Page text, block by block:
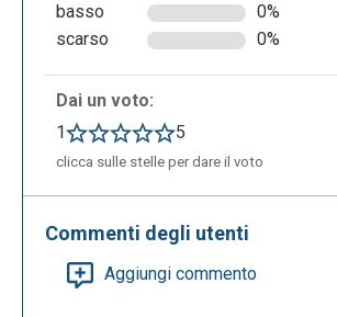
basso
0%
scarso
0%
Dai un voto:
1
5
clicca sulle stelle per dare il voto
Commenti degli utenti
Aggiungi commento